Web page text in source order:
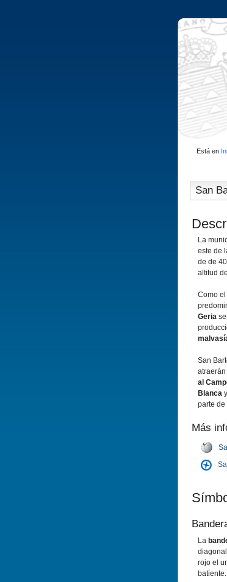
Está en
San
La
este de
de de
altitud
Como
Geria
San
atraerán
al
Blanca y
parte
Más
La
rojo el